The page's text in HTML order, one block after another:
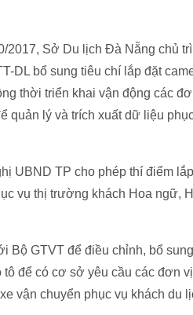
2017, Sở Du lịch Đà Nẵng chủ
DL bổ sung tiêu chí lắp đặt
thời triển khai vận động các
quản lý và trích xuất dữ liệu
UBND TP cho phép thí điểm
vụ thị trường khách Hoa ngữ,
Bộ GTVT để điều chỉnh, bổ
để có cơ sở yêu cầu các đơn
vận chuyển phục vụ khách du